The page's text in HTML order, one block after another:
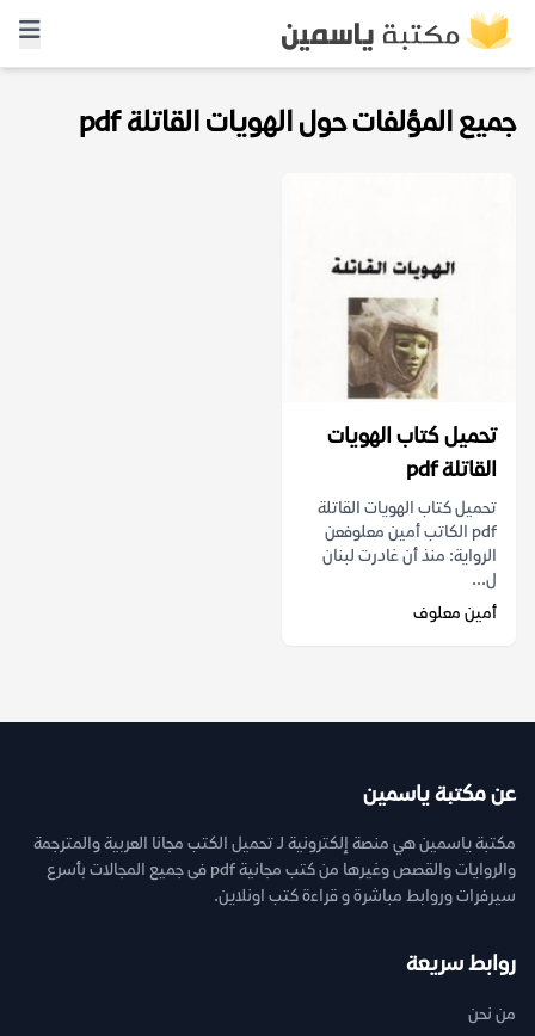
جميع المؤلفات حول الهويات القاتلة pdf
تحميل كتاب الهويات
القاتلة pdf
تحميل كتاب الهويات القاتلة
pdf الكاتب أمين معلوفعن
الرواية: منذ أن غادرت لبنان
ل...
أمين معلوف
عن مكتبة ياسمين
مكتبة ياسمين هي منصة إلكترونية لـ تحميل الكتب مجانا العربية والمترجمة
والروايات والقصص وغيرها من كتب مجانية pdf فى جميع المجالات بأسرع
سيرفرات وروابط مباشرة و قراءة كتب اونلاين.
روابط سريعة
من نحن